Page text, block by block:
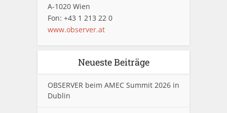
A-1020 Wien
Fon: +43 1 213 22 0
www.observer.at
Neueste Beiträge
OBSERVER beim AMEC Summit 2026 in
Dublin